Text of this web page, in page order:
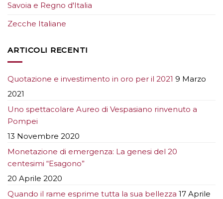
Savoia e Regno d'Italia
Zecche Italiane
ARTICOLI RECENTI
Quotazione e investimento in oro per il 2021 9 Marzo
2021
Uno spettacolare Aureo di Vespasiano rinvenuto a
Pompei
13 Novembre 2020
Monetazione di emergenza: La genesi del 20
centesimi “Esagono”
20 Aprile 2020
Quando il rame esprime tutta la sua bellezza 17 Aprile